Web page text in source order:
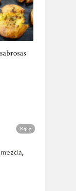
Reply